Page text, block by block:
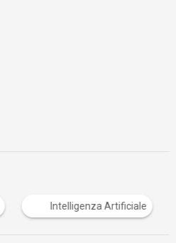
Intelligenza Artificiale